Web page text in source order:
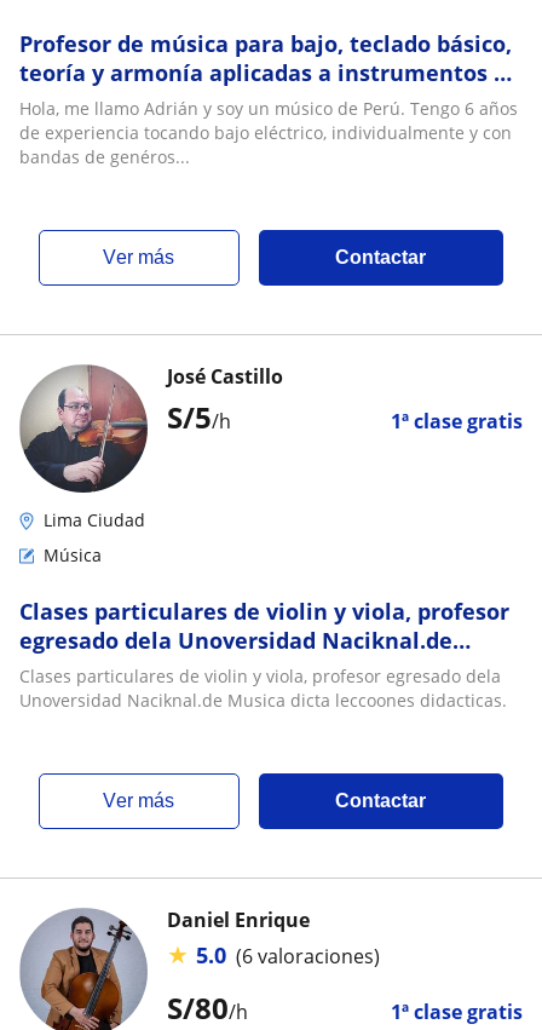
Profesor de música para bajo, teclado básico,
teoría y armonía aplicadas a instrumentos y
lenguaje musical
Hola, me llamo Adrián y soy un músico de Perú. Tengo 6 años
de experiencia tocando bajo eléctrico, individualmente y con
bandas de genéros...
ver más Contactar
S/5/h 1ª clase gratis
José Castillo
Lima Ciudad
Música
Clases particulares de violin y viola, profesor
egresado dela Unoversidad Naciknal.de
Musica dicta leccoones didacticas
Clases particulares de violin y viola, profesor egresado dela
Unoversidad Naciknal.de Musica dicta leccoones didacticas.
ver más Contactar
S/80/h 1ª clase gratis
Daniel Enrique
★ 5.0 (6 valoraciones)